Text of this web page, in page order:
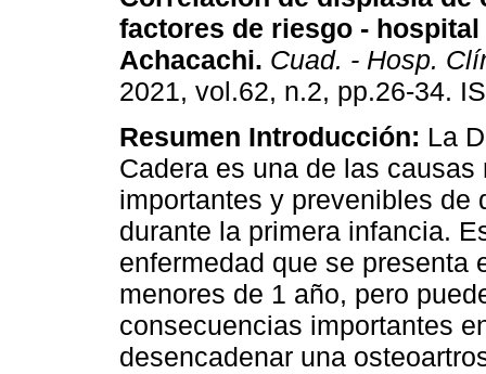
factores de riesgo - hospital
Achacachi. Cuad. - Hosp.
2021, vol.62, n.2, pp.26-34.
Resumen Introducción: La
Cadera es una de las causas
importantes y prevenibles de
durante la primera infancia.
enfermedad que se presenta
menores de 1 año, pero
consecuencias importantes
desencadenar una